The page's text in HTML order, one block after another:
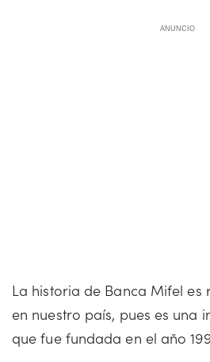
ANUNCIO
La historia de Banca Mifel es
en nuestro país, pues es una
que fue fundada en el año